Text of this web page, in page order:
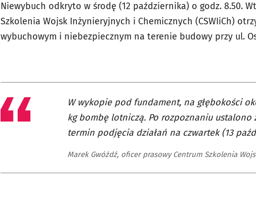
Niewybuch odkryto w środę (12 października) o godz. 8.50.
Szkolenia Wojsk Inżynieryjnych i Chemicznych (CSWIiCh)
wybuchowym i niebezpiecznym na terenie budowy przy ul.
W wykopie pod fundament, na głębokości
kg bombę lotniczą. Po rozpoznaniu ustalono
termin podjęcia działań na czwartek (13
Marek Gwóźdź, oficer prasowy Centrum Szkolenia